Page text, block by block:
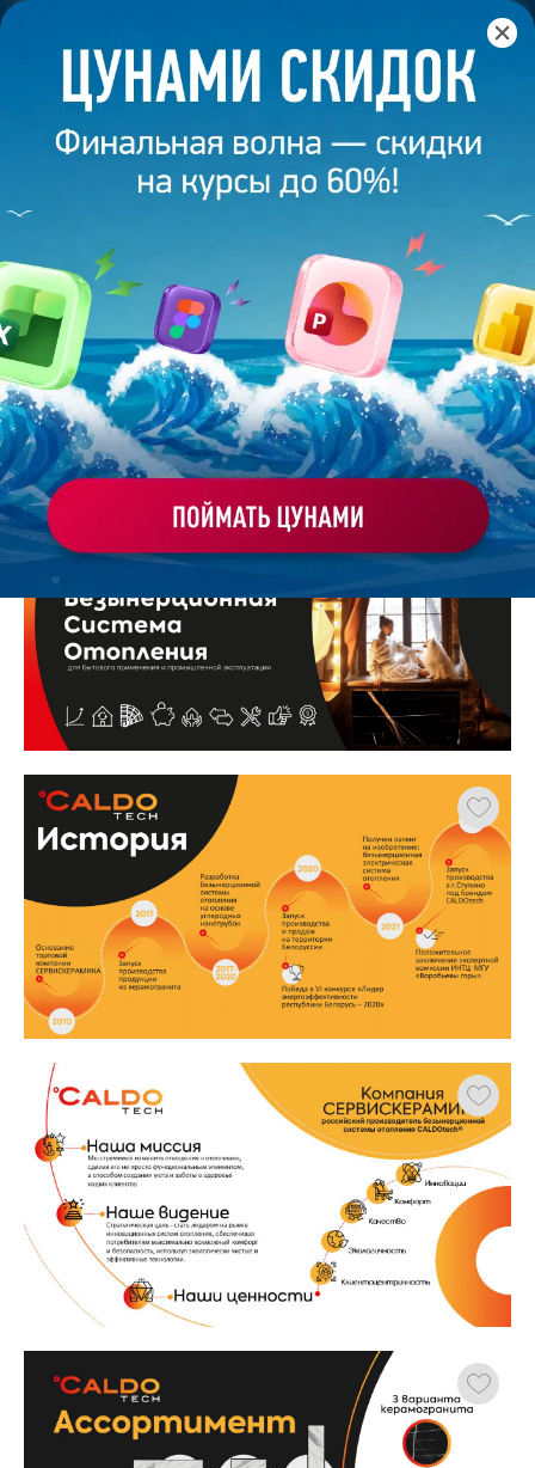
Главная /Банк слайдов / Презентация 382 – Евгений
ПРЕЗЕНТАЦИЯ 382 - ЕВГЕНИЙ
ЯНТАРЬ
Моё избранное
Работа
студента
ХОЧУ ЗАКАЗАТЬ ТАКУЮ ПРЕЗЕНТАЦИЮ